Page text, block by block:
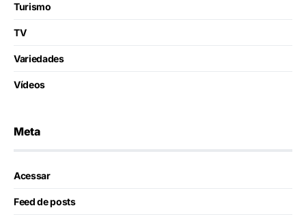
Turismo
TV
Variedades
Vídeos
Meta
Acessar
Feed de posts